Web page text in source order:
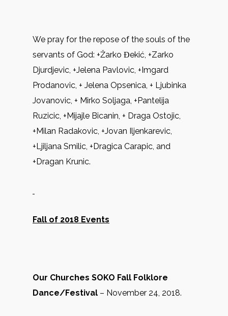
We pray for the repose of the souls of the
servants of God: +Žarko Ɖekić, +Zarko
Djurdjevic, +Jelena Pavlovic, +Imgard
Prodanovic, + Jelena Opsenica, + Ljubinka
Jovanovic, + Mirko Soljaga, +Pantelija
Ruzicic, +Mijajle Bicanin, + Draga Ostojic,
+Milan Radakovic, +Jovan Iljenkarevic,
+Ljiljana Smilic, +Dragica Carapic, and
+Dragan Krunic.
Fall of 2018 Events
Our Churches SOKO Fall Folklore
Dance/Festival – November 24, 2018.